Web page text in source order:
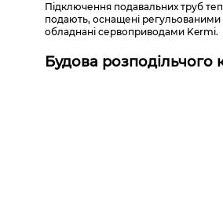
Підключення подавальних труб
подають, оснащені регульованими
обладнані сервоприводами Kermi.
Будова